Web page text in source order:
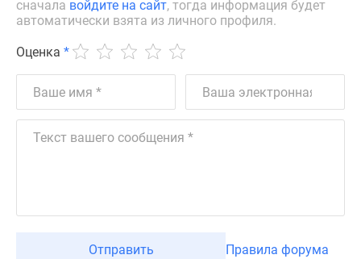
сайте
Машино-
места
Апартаменты
#траншевая
сначала войдите на сайт, тогда информация будет
автоматически взята из личного профиля.
Оценка *
Отправить Правила форума